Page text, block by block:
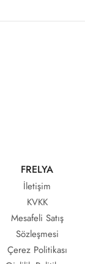
FRELYA
İletişim
KVKK
Mesafeli Satış
Sözleşmesi
Çerez Politikası